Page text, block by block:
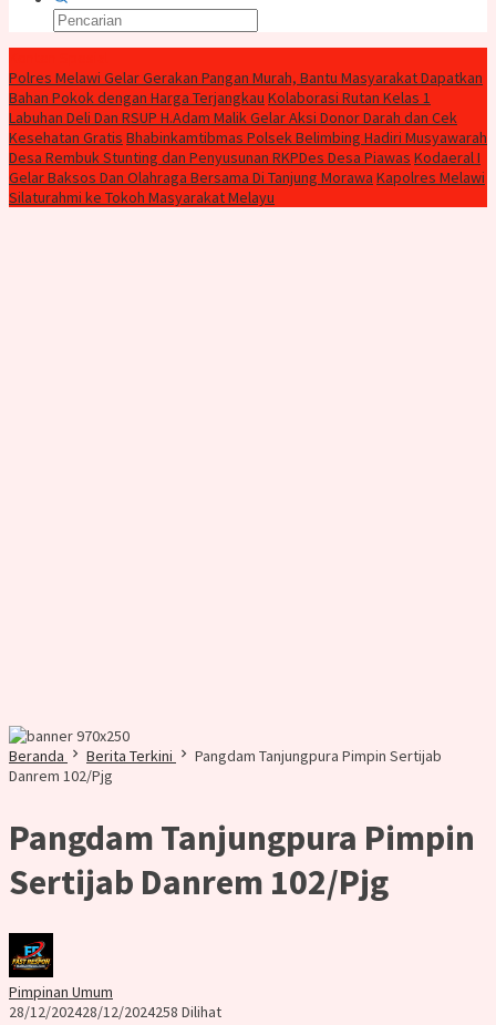
Polres Melawi Gelar Gerakan Pangan Murah, Bantu Masyarakat Dapatkan
Bahan Pokok dengan Harga Terjangkau Kolaborasi Rutan Kelas 1
Labuhan Deli Dan RSUP H.Adam Malik Gelar Aksi Donor Darah dan Cek
Kesehatan Gratis Bhabinkamtibmas Polsek Belimbing Hadiri Musyawarah
Desa Rembuk Stunting dan Penyusunan RKPDes Desa Piawas Kodaeral I
Gelar Baksos Dan Olahraga Bersama Di Tanjung Morawa Kapolres Melawi
Silaturahmi ke Tokoh Masyarakat Melayu
Beranda Berita Terkini
Pangdam Tanjungpura Pimpin Sertijab
Danrem 102/Pjg
Pangdam Tanjungpura Pimpin
Sertijab Danrem 102/Pjg
Pimpinan Umum
28/12/202428/12/2024258 Dilihat